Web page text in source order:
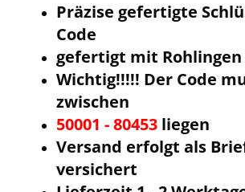
Präzise gefertigte
Code
gefertigt mit Rohlingen
Wichtig!!!!! Der Code
zwischen
50001 - 80453 liegen
Versand erfolgt als
versichert